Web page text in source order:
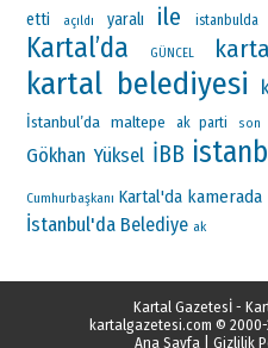
etti açıldı yaralı ile istanbulda
Kartal’da GÜNCEL
kartal belediyesi
İstanbul’da maltepe ak parti son
Gökhan Yüksel İBB
Cumhurbaşkanı Kartal'da kamerada
İstanbul'da Belediye ak
Kartal Gazetesİ -
kartalgazetesi.com © 2000-
Ana Sayfa
Gizlilik